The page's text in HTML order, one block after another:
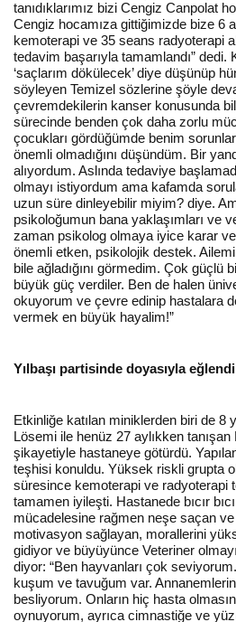
tanıdıklarımız bizi Cengiz Canpolat
Cengiz hocamıza gittiğimizde bize 6
kemoterapi ve 35 seans radyoterapi
tedavim başarıyla tamamlandı” dedi.
‘saçlarım dökülecek’ diye düşünüp
söyleyen Temizel sözlerine şöyle
çevremdekilerin kanser konusunda
sürecinde benden çok daha zorlu
çocukları gördüğümde benim
önemli olmadığını düşündüm. Bir
alıyordum. Aslında tedaviye
olmayı istiyordum ama kafamda
uzun süre dinleyebilir miyim? diye.
psikoloğumun bana yaklaşımları ve
zaman psikolog olmaya iyice karar
önemli etken, psikolojik destek.
bile ağladığını görmedim. Çok güçlü
büyük güç verdiler. Ben de halen
okuyorum ve çevre edinip hastalara
vermek en büyük hayalim!”
Yılbaşı partisinde doyasıyla
Etkinliğe katılan miniklerden biri de 8
Lösemi ile henüz 27 aylıkken tanışan
şikayetiyle hastaneye götürdü.
teşhisi konuldu. Yüksek riskli grupta
süresince kemoterapi ve radyoterapi
tamamen iyileşti. Hastanede bıcır
mücadelesine rağmen neşe saçan
motivasyon sağlayan, morallerini
gidiyor ve büyüyünce Veteriner
diyor: “Ben hayvanları çok
kuşum ve tavuğum var.
besliyorum. Onların hiç hasta
oynuyorum, ayrıca cimnastiğe ve